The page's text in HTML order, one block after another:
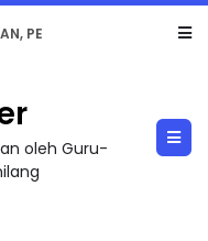
DUNIA
oleh Guru-